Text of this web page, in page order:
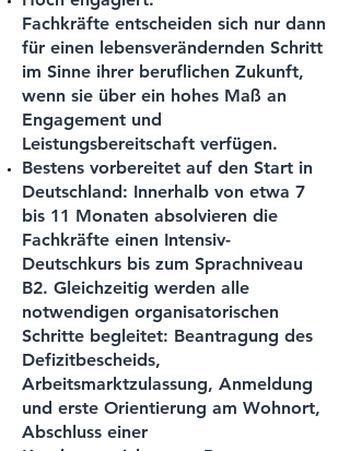
Fachkräfte entscheiden sich nur dann
für einen lebensverändernden Schritt
im Sinne ihrer beruflichen Zukunft,
wenn sie über ein hohes Maß an
Engagement und
Leistungsbereitschaft verfügen.
Bestens vorbereitet auf den Start in
Deutschland: Innerhalb von etwa 7
bis 11 Monaten absolvieren die
Fachkräfte einen Intensiv-
Deutschkurs bis zum Sprachniveau
B2. Gleichzeitig werden alle
notwendigen organisatorischen
Schritte begleitet: Beantragung des
Defizitbescheids,
Arbeitsmarktzulassung, Anmeldung
und erste Orientierung am Wohnort,
Abschluss einer